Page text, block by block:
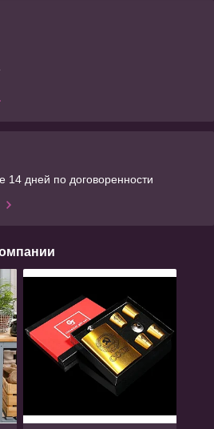
14 дней по договоренности